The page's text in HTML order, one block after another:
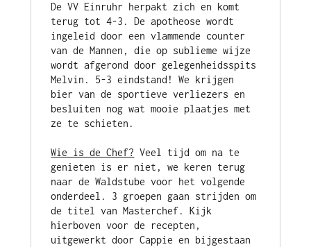
De VV Einruhr herpakt zich en komt
terug tot 4-3. De apotheose wordt
ingeleid door een vlammende counter
van de Mannen, die op sublieme wijze
wordt afgerond door gelegenheidsspits
Melvin. 5-3 eindstand! We krijgen
bier van de sportieve verliezers en
besluiten nog wat mooie plaatjes met
Wie is de Chef? Veel tijd om na te
genieten is er niet, we keren terug
naar de Waldstube voor het volgende
onderdeel. 3 groepen gaan strijden om
de titel van Masterchef. Kijk
hierboven voor de recepten,
uitgewerkt door Cappie en bijgestaan